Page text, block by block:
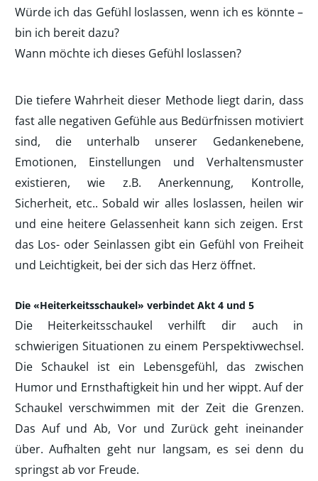
Würde ich das Gefühl loslassen, wenn ich es könnte –
bin ich bereit dazu?
Wann möchte ich dieses Gefühl loslassen?
Die tiefere Wahrheit dieser Methode liegt darin, dass
fast alle negativen Gefühle aus Bedürfnissen motiviert
sind, die unterhalb unserer Gedankenebene,
Emotionen, Einstellungen und Verhaltensmuster
existieren, wie z.B. Anerkennung, Kontrolle,
Sicherheit, etc.. Sobald wir alles loslassen, heilen wir
und eine heitere Gelassenheit kann sich zeigen. Erst
das Los- oder Seinlassen gibt ein Gefühl von Freiheit
und Leichtigkeit, bei der sich das Herz öffnet.
Die «Heiterkeitsschaukel» verbindet Akt 4 und 5
Die Heiterkeitsschaukel verhilft dir auch in
schwierigen Situationen zu einem Perspektivwechsel.
Die Schaukel ist ein Lebensgefühl, das zwischen
Humor und Ernsthaftigkeit hin und her wippt. Auf der
Schaukel verschwimmen mit der Zeit die Grenzen.
Das Auf und Ab, Vor und Zurück geht ineinander
über. Aufhalten geht nur langsam, es sei denn du
springst ab vor Freude.